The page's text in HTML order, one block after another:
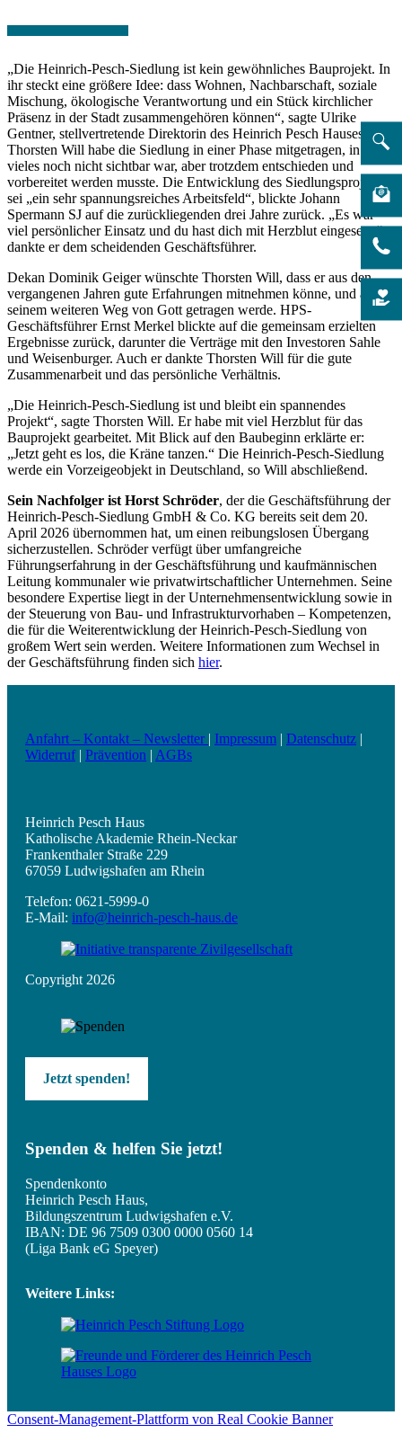
„Die Heinrich-Pesch-Siedlung ist kein gewöhnliches Bauprojekt. In
ihr steckt eine größere Idee: dass Wohnen, Nachbarschaft, soziale
Mischung, ökologische Verantwortung und ein Stück kirchlicher
Präsenz in der Stadt zusammengehören können“, sagte Ulrike
Gentner, stellvertretende Direktorin des Heinrich Pesch Hauses.
Thorsten Will habe die Siedlung in einer Phase mitgetragen, in der
vieles noch nicht sichtbar war, aber trotzdem entschieden und
vorbereitet werden musste. Die Entwicklung des Siedlungsprojekts
sei „ein sehr spannungsreiches Arbeitsfeld“, blickte Johann
Spermann SJ auf die zurückliegenden drei Jahre zurück. „Es war
viel persönlicher Einsatz und du hast dich mit Herzblut eingesetzt“,
dankte er dem scheidenden Geschäftsführer.
Dekan Dominik Geiger wünschte Thorsten Will, dass er aus den
vergangenen Jahren gute Erfahrungen mitnehmen könne, und auf
seinem weiteren Weg von Gott getragen werde. HPS-
Geschäftsführer Ernst Merkel blickte auf die gemeinsam erzielten
Ergebnisse zurück, darunter die Verträge mit den Investoren Sahle
und Weisenburger. Auch er dankte Thorsten Will für die gute
Zusammenarbeit und das persönliche Verhältnis.
„Die Heinrich-Pesch-Siedlung ist und bleibt ein spannendes
Projekt“, sagte Thorsten Will. Er habe mit viel Herzblut für das
Bauprojekt gearbeitet. Mit Blick auf den Baubeginn erklärte er:
„Jetzt geht es los, die Kräne tanzen.“ Die Heinrich-Pesch-Siedlung
werde ein Vorzeigeobjekt in Deutschland, so Will abschließend.
Sein Nachfolger ist Horst Schröder, der die Geschäftsführung der
Heinrich-Pesch-Siedlung GmbH & Co. KG bereits seit dem 20.
April 2026 übernommen hat, um einen reibungslosen Übergang
sicherzustellen. Schröder verfügt über umfangreiche
Führungserfahrung in der Geschäftsführung und kaufmännischen
Leitung kommunaler wie privatwirtschaftlicher Unternehmen. Seine
besondere Expertise liegt in der Unternehmensentwicklung sowie in
der Steuerung von Bau- und Infrastrukturvorhaben – Kompetenzen,
die für die Weiterentwicklung der Heinrich-Pesch-Siedlung von
großem Wert sein werden. Weitere Informationen zum Wechsel in
der Geschäftsführung finden sich hier.
Anfahrt – Kontakt – Newsletter | Impressum | Datenschutz |
Widerruf| Prävention | AGBs
Heinrich Pesch Haus
Katholische Akademie Rhein-Neckar
Frankenthaler Straße 229
67059 Ludwigshafen am Rhein
Telefon: 0621-5999-0
E-Mail: info@heinrich-pesch-haus.de
Copyright 2026
Jetzt spenden!
Spenden & helfen Sie jetzt!
Spendenkonto
Heinrich Pesch Haus,
Bildungszentrum Ludwigshafen e.V.
IBAN: DE 96 7509 0300 0000 0560 14
(Liga Bank eG Speyer)
Weitere Links:
Consent-Management-Plattform von Real Cookie Banner